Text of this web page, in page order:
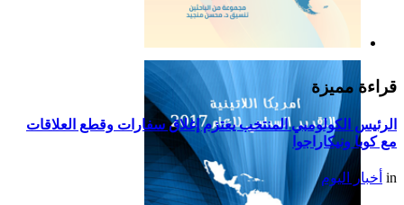
التقرير السياسي لأمريكا
اللاتينية للعام 2019
قراءة مميزة
الرئيس الكولومبي المنتخب يعتزم إغلاق سفارات وقطع العلاقات
مع كوبا ونيكاراجوا
in أخبار اليوم